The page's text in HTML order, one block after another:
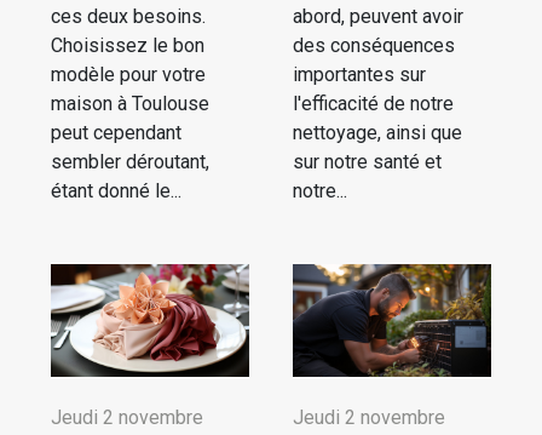
ces deux besoins.
Choisissez le bon
modèle pour votre
maison à Toulouse
peut cependant
sembler déroutant,
étant donné le...
abord, peuvent avoir
des conséquences
importantes sur
l'efficacité de notre
nettoyage, ainsi que
sur notre santé et
notre...
Jeudi 2 novembre
Jeudi 2 novembre